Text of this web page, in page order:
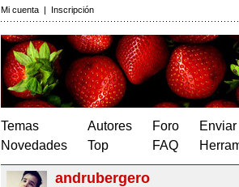
Mi cuenta | Inscripción
Temas
Novedades
Autores
Top
Foro
FAQ
andrubergero